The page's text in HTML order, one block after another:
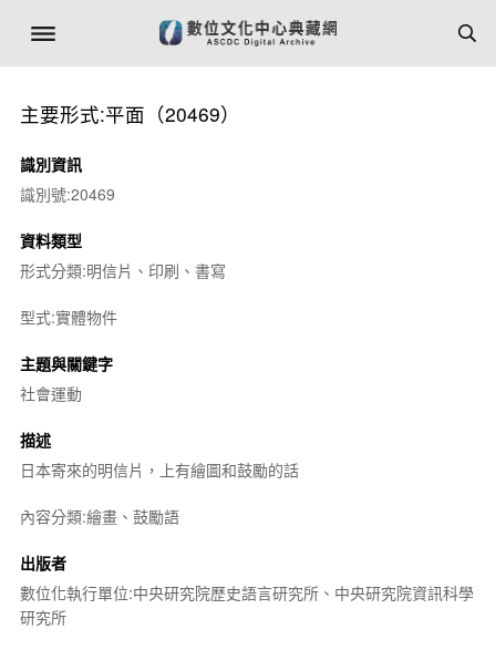
主要形式:平面（20469）
識別資訊
識別號:20469
資料類型
形式分類:明信片、印刷、書寫
型式:實體物件
主題與關鍵字
社會運動
描述
日本寄來的明信片，上有繪圖和鼓勵的話
內容分類:繪畫、鼓勵語
出版者
數位化執行單位:中央研究院歷史語言研究所、中央研究院資訊科學
研究所